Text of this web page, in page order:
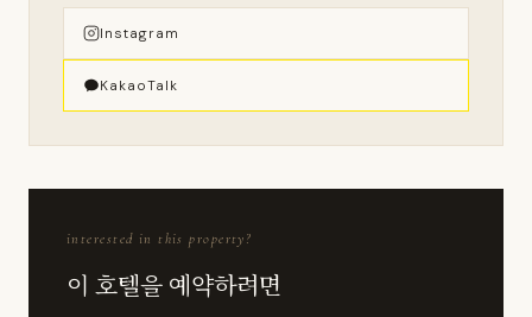
Instagram
KakaoTalk
interested in this property?
이 호텔을 예약하려면